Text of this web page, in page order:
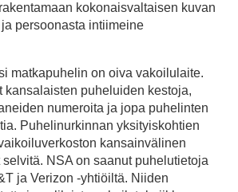
kokonaisvaltaisen kuvan
persoonasta intiimeine
matkapuhelin on oiva vakoilulaite.
kansalaisten puheluiden kestoja,
numeroita ja jopa puhelinten
Puhelinurkinnan yksityiskohtien
kansainvälinen
selvitä. NSA on saanut puhelutietoja
ja Verizon -yhtiöiltä. Niiden